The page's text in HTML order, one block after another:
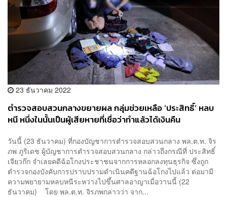
23 ธันวาคม 2022
ตำรวจสอบสวนกลางขยายผล กลุ่มช่วยเหลือ ‘ประสิทธิ์’ หลบ
หนี หนึ่งในนั้นเป็นผู้เสียหายที่เชื่อว่าทำแล้วได้เงินคืน
วันนี้ (23 ธันวาคม) ที่กองบัญชาการตำรวจสอบสวนกลาง พล.ต.ท. จิร
ภพ ภูริเดช ผู้บัญชาการตำรวจสอบสวนกลาง กล่าวถึงกรณีที่ ประสิทธิ์
เจียวก๊ก จำเลยคดีฉ้อโกงประชาชนจากการหลอกลงทุนธุรกิจ ซึ่งถูก
ตำรวจกองบังคับการปราบปรามดำเนินคดีฐานฉ้อโกงไปแล้ว ต่อมามี
ความพยายามหลบหนีระหว่างไปขึ้นศาลอาญาเมื่อวานนี้ (22
ธันวาคม) โดย พล.ต.ท. จิรภพกล่าวว่า จาก...